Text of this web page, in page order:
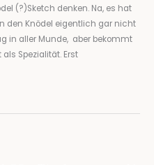
(?)Sketch denken. Na, es hat
den Knödel eigentlich gar nicht
in aller Munde, aber bekommt
Spezialität. Erst